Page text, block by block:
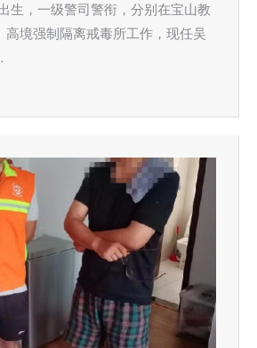
生，一级警司警衔，分别在宝山教
高境强制隔离戒毒所工作，现任吴